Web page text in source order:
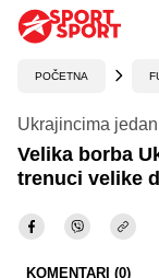
POČETNA
Ukrajincima
Velika borba
trenuci velike
KOMENTARI (0)